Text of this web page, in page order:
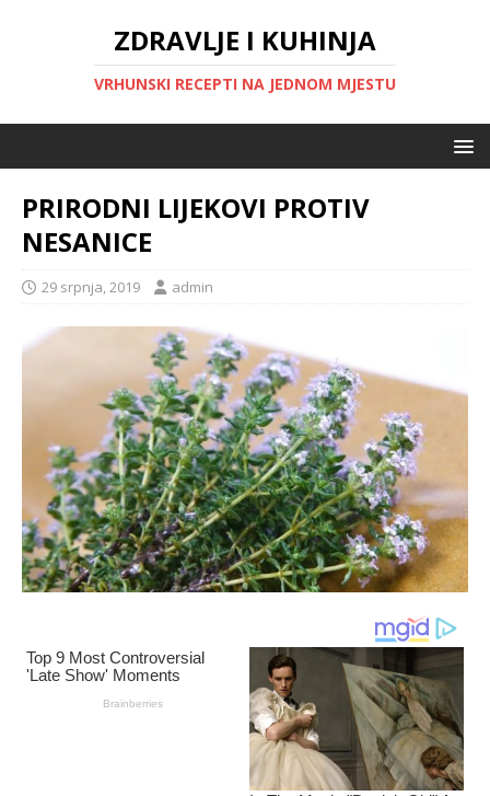
ZDRAVLJE I KUHINJA
VRHUNSKI RECEPTI NA JEDNOM MJESTU
PRIRODNI LIJEKOVI PROTIV
NESANICE
29 srpnja, 2019 admin